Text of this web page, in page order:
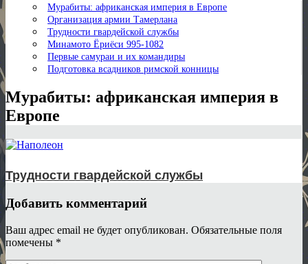
Мурабиты: африканская империя в Европе
Организация армии Тамерлана
Трудности гвардейской службы
Минамото Ёриёси 995-1082
Первые самураи и их командиры
Подготовка всадников римской конницы
Мурабиты: африканская империя в
Европе
Трудности гвардейской службы
Добавить комментарий
Ваш адрес email не будет опубликован. Обязательные поля
помечены *